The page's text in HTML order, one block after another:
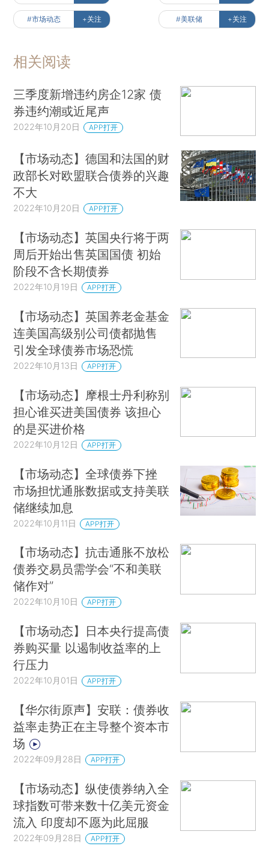
#市场动态 +关注 #美联储 +关注
相关阅读
三季度新增违约房企12家 债
券违约潮或近尾声
2022年10月20日 APP打开
【市场动态】德国和法国的财
政部长对欧盟联合债券的兴趣
不大
2022年10月20日 APP打开
【市场动态】英国央行将于两
周后开始出售英国国债 初始
阶段不含长期债券
2022年10月19日 APP打开
【市场动态】英国养老金基金
连美国高级别公司债都抛售
引发全球债券市场恐慌
2022年10月13日 APP打开
【市场动态】摩根士丹利称别
担心谁买进美国债券 该担心
的是买进价格
2022年10月12日 APP打开
【市场动态】全球债券下挫
市场担忧通胀数据或支持美联
储继续加息
2022年10月11日 APP打开
【市场动态】抗击通胀不放松
债券交易员需学会“不和美联
储作对”
2022年10月10日 APP打开
【市场动态】日本央行提高债
券购买量 以遏制收益率的上
行压力
2022年10月01日 APP打开
【华尔街原声】安联：债券收
益率走势正在主导整个资本市
场
2022年09月28日 APP打开
【市场动态】纵使债券纳入全
球指数可带来数十亿美元资金
流入 印度却不愿为此屈服
2022年09月28日 APP打开